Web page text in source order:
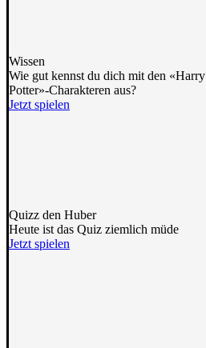
Wissen
Wie gut kennst du dich mit den «Harry
Potter»-Charakteren aus?
Jetzt spielen
Quizz den Huber
Heute ist das Quiz ziemlich müde
Jetzt spielen